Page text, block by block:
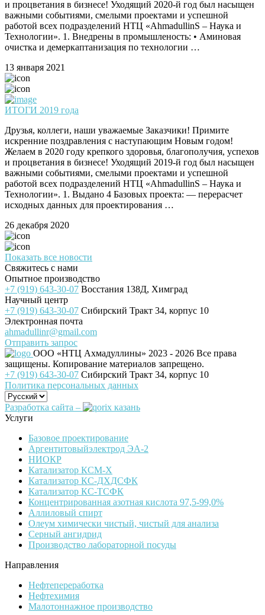
и процветания в бизнесе! Уходящий 2020-й год был насыщен
важными событиями, смелыми проектами и успешной
работой всех подразделений НТЦ «AhmadullinS – Наука и
Технологии». 1. Внедрены в промышленость: • Аминовая
очистка и демеркаптанизация по технологии …
13 января 2021
ИТОГИ 2019 года
Друзья, коллеги, наши уважаемые Заказчики! Примите
искренние поздравления с наступающим Новым годом!
Желаем в 2020 году крепкого здоровья, благополучия, успехов
и процветания в бизнесе! Уходящий 2019-й год был насыщен
важными событиями, смелыми проектами и успешной
работой всех подразделений НТЦ «AhmadullinS – Наука и
Технологии». 1. Выдано 4 Базовых проекта: — перерасчет
исходных данных для проектирования …
26 декабря 2020
Показать все новости
Свяжитесь с нами
Опытное производство
+7 (919) 643-30-07 Восстания 138Д, Химград
Научный центр
+7 (919) 643-30-07 Сибирский Тракт 34, корпус 10
Электронная почта
ahmadullinr@gmail.com
Отправить запрос
ООО «НТЦ Ахмадуллины» 2023 - 2026 Все права
защищены. Копирование материалов запрещено.
+7 (919) 643-30-07 Сибирский Тракт 34, корпус 10
Политика персональных данных
Разработка сайта –
Услуги
Базовое проектирование
Аргентитовыйэлектрод ЭА-2
НИОКР
Катализатор КСМ-Х
Катализатор КС-ДХДСФК
Катализатор КС-ТСФК
Концентрированная азотная кислота 97,5-99,0%
Аллиловый спирт
Олеум химически чистый, чистый для анализа
Серный ангидрид
Производство лабораторной посуды
Направления
Нефтепереработка
Нефтехимия
Малотоннажное производство